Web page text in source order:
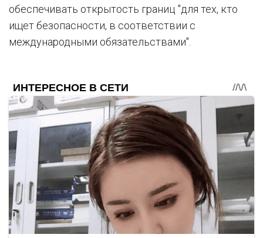
обеспечивать открытость границ "для тех, кто
ищет безопасности, в соответствии с
международными обязательствами".